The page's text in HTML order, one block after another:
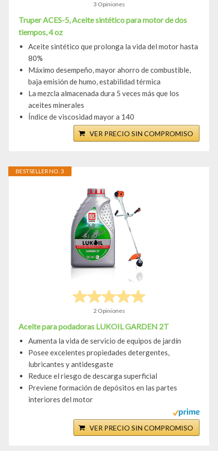
3 Opiniones
Truper ACES-5, Aceite sintético para motor de dos
tiempos, 4 oz
Aceite sintético que prolonga la vida del motor hasta
80%
Máximo desempeño, mayor ahorro de combustible,
baja emisión de humo, estabilidad térmica
La mezcla almacenada dura 5 veces más que los
aceites minerales
Índice de viscosidad mayor a 140
VER PRECIO SIN COMPROMISO
BESTSELLER NO. 3
2 Opiniones
Aceite para podadoras LUKOIL GARDEN 2T
Aumenta la vida de servicio de equipos de jardín
Posee excelentes propiedades detergentes,
lubricantes y antidesgaste
Reduce el riesgo de descarga superficial
Previene formación de depósitos en las partes
interiores del motor
VER PRECIO SIN COMPROMISO